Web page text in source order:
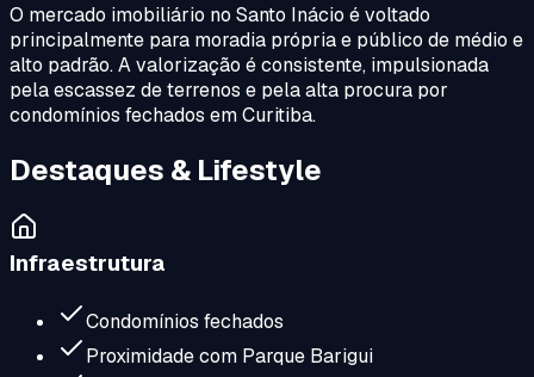
O mercado imobiliário no Santo Inácio é voltado
principalmente para moradia própria e público de médio e
alto padrão. A valorização é consistente, impulsionada
pela escassez de terrenos e pela alta procura por
condomínios fechados em Curitiba.
Destaques & Lifestyle
Infraestrutura
Condomínios fechados
Proximidade com Parque Barigui